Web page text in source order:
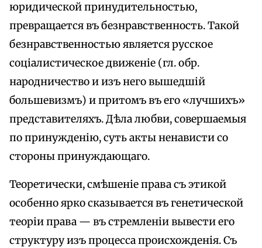
юридической принудительностью,
превращается въ безнравственность. Такой
безнравственностью является русское
соціалистическое движеніе (гл. обр.
народничество и изъ него вышедшій
большевизмъ) и притомъ въ его «лучшихъ»
представителяхъ. Дѣла любви, совершаемыя
по принужденію, суть акты ненависти со
стороны принуждающаго.
Теоретически, смѣшеніе права съ этикой
особенно ярко сказывается въ генетической
теоріи права — въ стремленіи вывести его
структуру изъ процесса происхожденія. Съ